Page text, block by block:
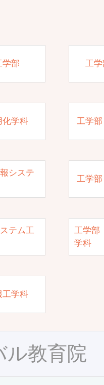
部 工
学科 工学
システ
工学
テム工
工学部
学科
学科
ル教育院